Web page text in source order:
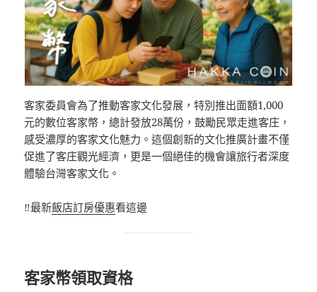
客家委員會為了推動客家文化發展，特別推出面額1,000
元的數位客家幣，總計發放28萬份，鼓勵民眾走進客庄，
感受濃厚的客家文化魅力。這個創新的文化推廣計畫不僅
促進了客庄觀光經濟，更是一個絕佳的機會讓旅行者深度
體驗台灣客家文化。
‼️最新飯店訂房優惠看這邊
客家幣領取資格